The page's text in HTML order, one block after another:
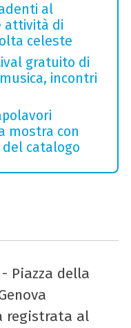
al
attività di
celeste
gratuito di
incontri
mostra con
catalogo
Piazza della
registrata al